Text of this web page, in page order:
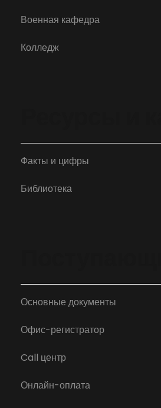
Военная кафедра
Колледж
Факты и цифры
Библиотека
Основные документы
Офис-регистратор
Call центр
Онлайн-оплата